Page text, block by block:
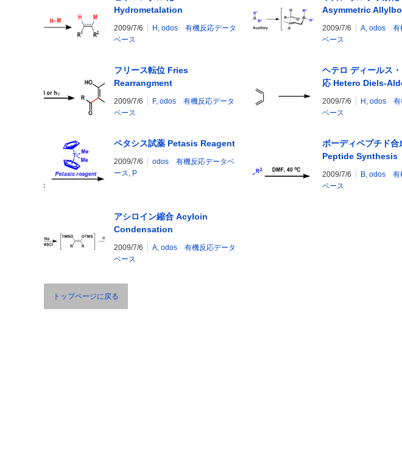
Hydrometalation
2009/7/6 H , odos 有機反応データ
ベース
Asymmetric
2009/7/6 A, odos 有
ベース
フリース転位 Fries
Rearrangment
2009/7/6 F, odos 有機反応データ
ベース
ヘテロ ディールス
応 Hetero Diels-
Reaction
2009/7/6 H , odos 有
ベース
ペタシス試薬 Petasis Reagent
2009/7/6
odos 有機反応データベ
ース, P
ボーディペプチド
Peptide Synthesis
2009/7/6 B, odos 有
ベース
アシロイン縮合 Acyloin
Condensation
2009/7/6 A, odos 有機反応データ
ベース
トップページに戻る